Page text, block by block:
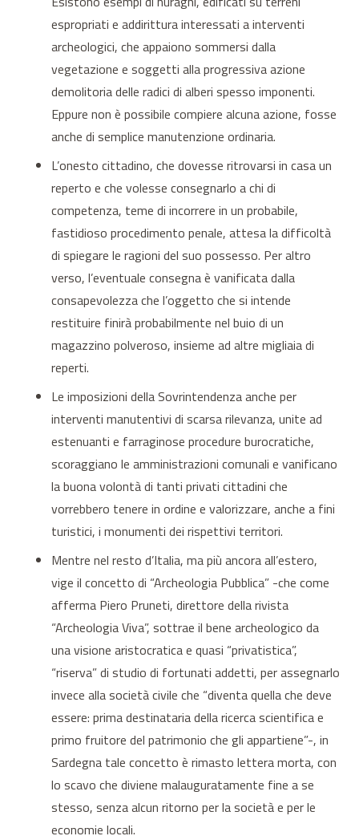
espropriati e addirittura interessati a interventi
archeologici, che appaiono sommersi dalla
vegetazione e soggetti alla progressiva azione
demolitoria delle radici di alberi spesso imponenti.
Eppure non è possibile compiere alcuna azione, fosse
anche di semplice manutenzione ordinaria.
L’onesto cittadino, che dovesse ritrovarsi in casa un
reperto e che volesse consegnarlo a chi di
competenza, teme di incorrere in un probabile,
fastidioso procedimento penale, attesa la difficoltà
di spiegare le ragioni del suo possesso. Per altro
verso, l’eventuale consegna è vanificata dalla
consapevolezza che l’oggetto che si intende
restituire finirà probabilmente nel buio di un
magazzino polveroso, insieme ad altre migliaia di
reperti.
Le imposizioni della Sovrintendenza anche per
interventi manutentivi di scarsa rilevanza, unite ad
estenuanti e farraginose procedure burocratiche,
scoraggiano le amministrazioni comunali e vanificano
la buona volontà di tanti privati cittadini che
vorrebbero tenere in ordine e valorizzare, anche a fini
turistici, i monumenti dei rispettivi territori.
Mentre nel resto d’Italia, ma più ancora all’estero,
vige il concetto di “Archeologia Pubblica” -che come
afferma Piero Pruneti, direttore della rivista
“Archeologia Viva”, sottrae il bene archeologico da
una visione aristocratica e quasi “privatistica”,
“riserva” di studio di fortunati addetti, per assegnarlo
invece alla società civile che “diventa quella che deve
essere: prima destinataria della ricerca scientifica e
primo fruitore del patrimonio che gli appartiene”-, in
Sardegna tale concetto è rimasto lettera morta, con
lo scavo che diviene malauguratamente fine a se
stesso, senza alcun ritorno per la società e per le
economie locali.